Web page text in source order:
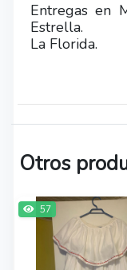
Entregas en
Estrella.
La Florida.
Otros
57